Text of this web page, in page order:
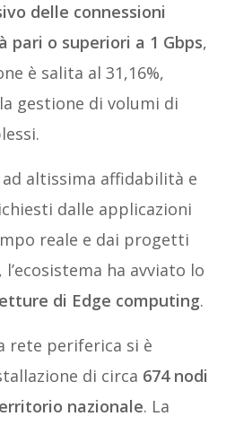
delle connessioni
o superiori a 1 Gbps,
è salita al 31,16%,
gestione di volumi di
altissima affidabilità e
dalle applicazioni
reale e dai progetti
ha avviato lo
di Edge computing.
rete periferica si è
di circa 674 nodi
nazionale. La